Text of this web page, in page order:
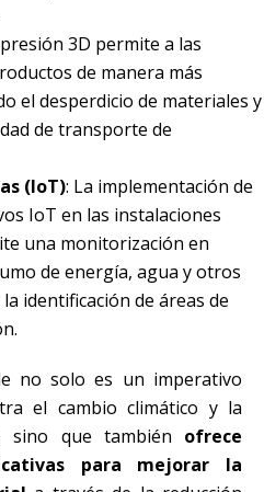
3D permite a las
de manera más
el desperdicio de materiales y
de transporte de
(IoT): La implementación de
IoT en las instalaciones
una monitorización en
de energía, agua y otros
identificación de áreas de
no solo es un imperativo
el cambio climático y la
sino que también ofrece
para mejorar la